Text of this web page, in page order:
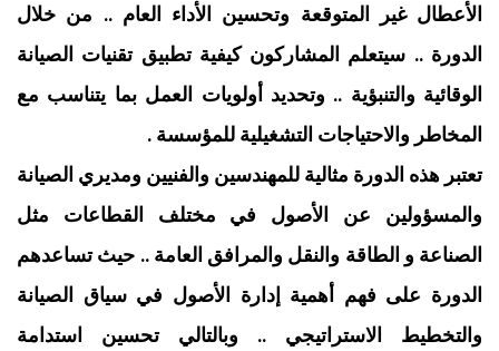
الأعطال غير المتوقعة وتحسين الأداء العام .. من خلال
الدورة .. سيتعلم المشاركون كيفية تطبيق تقنيات الصيانة
الوقائية والتنبؤية .. وتحديد أولويات العمل بما يتناسب مع
المخاطر والاحتياجات التشغيلية للمؤسسة .
تعتبر هذه الدورة مثالية للمهندسين والفنيين ومديري الصيانة
والمسؤولين عن الأصول في مختلف القطاعات مثل
الصناعة و الطاقة والنقل والمرافق العامة .. حيث تساعدهم
الدورة على فهم أهمية إدارة الأصول في سياق الصيانة
والتخطيط الاستراتيجي .. وبالتالي تحسين استدامة